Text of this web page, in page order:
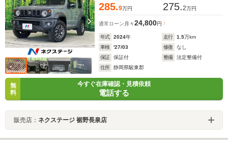
285.9万円 275.2万円
通常ローン 月々24,800円
年式 2024年 走行 1.5万km
車検
'27/03 修復
なし
保証
保証付 整備
法定整備付
住所
静岡県駿東郡
無
料
今すぐ在庫確認・見積依頼
電話する
販売店： ネクステージ 裾野長泉店